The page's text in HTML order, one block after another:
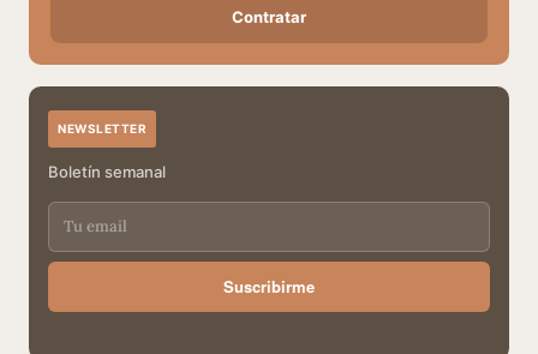
Contratar
NEWSLETTER
Boletín semanal
Suscribirme